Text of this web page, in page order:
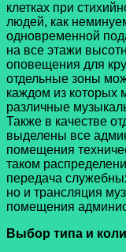
клетках при
людей, как
одновременной
на все этажи
оповещения для
отдельные зоны
каждом из которых
различные
Также в качестве
выделены все
помещения
таком
передача
но и трансляция
помещения
Выбор типа и